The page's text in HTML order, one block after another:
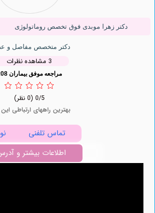
دکتر زهرا موبدی فوق تخصص روماتولوژی
دکتر متخصص مفاصل و عضلات
مراجعه موفق بیماران 208
بهترین راههای ارتباطی این دکتر
تماس تلفنی
نوبت دهی
اطلاعات بیشتر و آدرس